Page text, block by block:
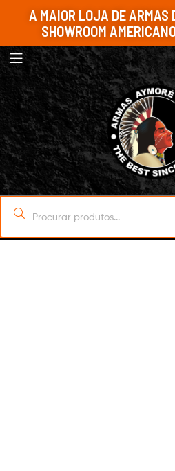
A MAIOR LOJA DE ARMAS
SHOWROOM